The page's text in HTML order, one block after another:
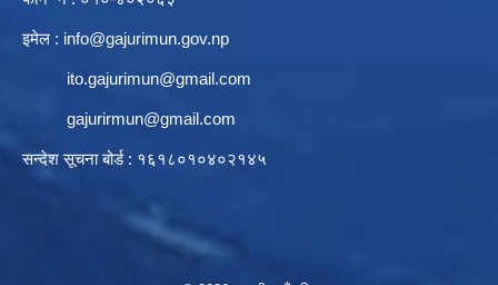
इमेल : info@gajurimun.gov.np
ito.gajurimun@gmail.com
gajurirmun@gmail.com
सन्देश सूचना बोर्ड : १६१८०१०४०२१४५